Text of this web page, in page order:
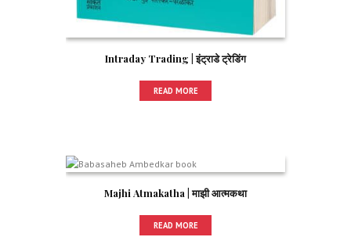
Intraday Trading | इंट्राडे ट्रेडिंग
READ MORE
Majhi Atmakatha | माझी आत्मकथा
READ MORE